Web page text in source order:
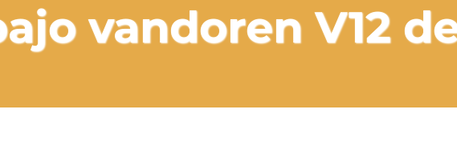
vandoren V12